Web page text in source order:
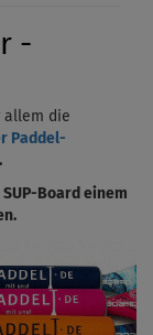
-
allem die
Paddel-
Board einem